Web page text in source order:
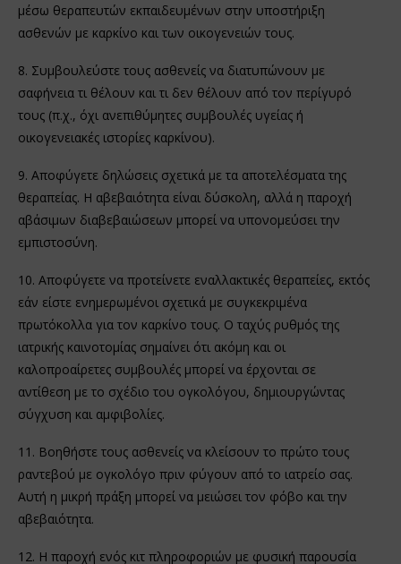
μέσω θεραπευτών εκπαιδευμένων στην υποστήριξη
ασθενών με καρκίνο και των οικογενειών τους.
8. Συμβουλεύστε τους ασθενείς να διατυπώνουν με
σαφήνεια τι θέλουν και τι δεν θέλουν από τον περίγυρό
τους (π.χ., όχι ανεπιθύμητες συμβουλές υγείας ή
οικογενειακές ιστορίες καρκίνου).
9. Αποφύγετε δηλώσεις σχετικά με τα αποτελέσματα της
θεραπείας. Η αβεβαιότητα είναι δύσκολη, αλλά η παροχή
αβάσιμων διαβεβαιώσεων μπορεί να υπονομεύσει την
εμπιστοσύνη.
10. Αποφύγετε να προτείνετε εναλλακτικές θεραπείες, εκτός
εάν είστε ενημερωμένοι σχετικά με συγκεκριμένα
πρωτόκολλα για τον καρκίνο τους. Ο ταχύς ρυθμός της
ιατρικής καινοτομίας σημαίνει ότι ακόμη και οι
καλοπροαίρετες συμβουλές μπορεί να έρχονται σε
αντίθεση με το σχέδιο του ογκολόγου, δημιουργώντας
σύγχυση και αμφιβολίες.
11. Βοηθήστε τους ασθενείς να κλείσουν το πρώτο τους
ραντεβού με ογκολόγο πριν φύγουν από το ιατρείο σας.
Αυτή η μικρή πράξη μπορεί να μειώσει τον φόβο και την
αβεβαιότητα.
12. Η παροχή ενός κιτ πληροφοριών με φυσική παρουσία